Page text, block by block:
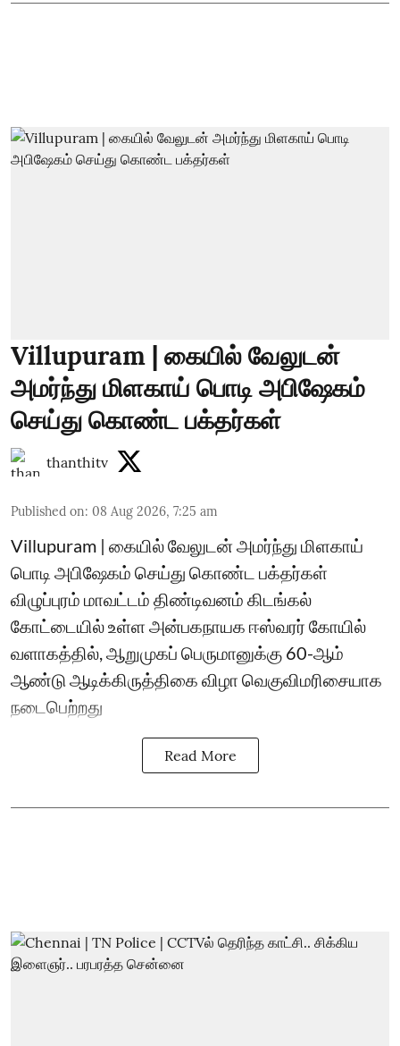
Villupuram | கையில் வேலுடன்
அமர்ந்து மிளகாய் பொடி அபிஷேகம்
செய்து கொண்ட பக்தர்கள்
thanthitv
Published on: 08 Aug 2026, 7:25 am
Villupuram | கையில் வேலுடன் அமர்ந்து மிளகாய்
பொடி அபிஷேகம் செய்து கொண்ட பக்தர்கள்
விழுப்புரம் மாவட்டம் திண்டிவனம் கிடங்கல்
கோட்டையில் உள்ள அன்பகநாயக ஈஸ்வரர் கோயில்
வளாகத்தில், ஆறுமுகப் பெருமானுக்கு 60-ஆம்
ஆண்டு ஆடிக்கிருத்திகை விழா வெகுவிமரிசையாக
நடைபெற்றது
Read More